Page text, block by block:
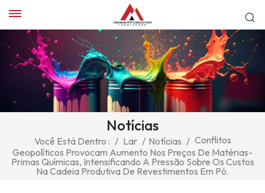
Notícias
Você Está Dentro : / Lar / Notícias / Conflitos
Geopolíticos Provocam Aumento Nos Preços De Matérias-
Primas Químicas, Intensificando A Pressão Sobre Os Custos
Na Cadeia Produtiva De Revestimentos Em Pó.